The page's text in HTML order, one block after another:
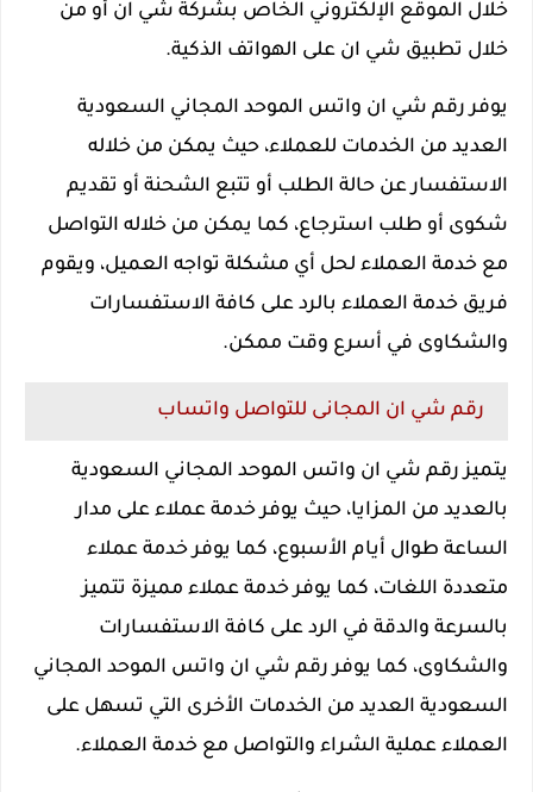
خلال الموقع الإلكتروني الخاص بشركة شي ان أو من
خلال تطبيق شي ان على الهواتف الذكية.
يوفر رقم شي ان واتس الموحد المجاني السعودية
العديد من الخدمات للعملاء، حيث يمكن من خلاله
الاستفسار عن حالة الطلب أو تتبع الشحنة أو تقديم
شكوى أو طلب استرجاع، كما يمكن من خلاله التواصل
مع خدمة العملاء لحل أي مشكلة تواجه العميل، ويقوم
فريق خدمة العملاء بالرد على كافة الاستفسارات
والشكاوى في أسرع وقت ممكن.
رقم شي ان المجانى للتواصل واتساب
يتميز رقم شي ان واتس الموحد المجاني السعودية
بالعديد من المزايا، حيث يوفر خدمة عملاء على مدار
الساعة طوال أيام الأسبوع، كما يوفر خدمة عملاء
متعددة اللغات، كما يوفر خدمة عملاء مميزة تتميز
بالسرعة والدقة في الرد على كافة الاستفسارات
والشكاوى، كما يوفر رقم شي ان واتس الموحد المجاني
السعودية العديد من الخدمات الأخرى التي تسهل على
العملاء عملية الشراء والتواصل مع خدمة العملاء.